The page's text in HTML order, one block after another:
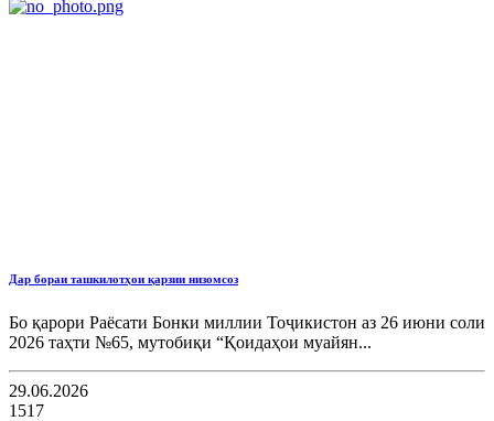
Дар бораи ташкилотҳои қарзии низомсоз
Бо қарори Раёсати Бонки миллии Тоҷикистон аз 26 июни соли
2026 таҳти №65, мутобиқи “Қоидаҳои муайян...
29.06.2026
1517